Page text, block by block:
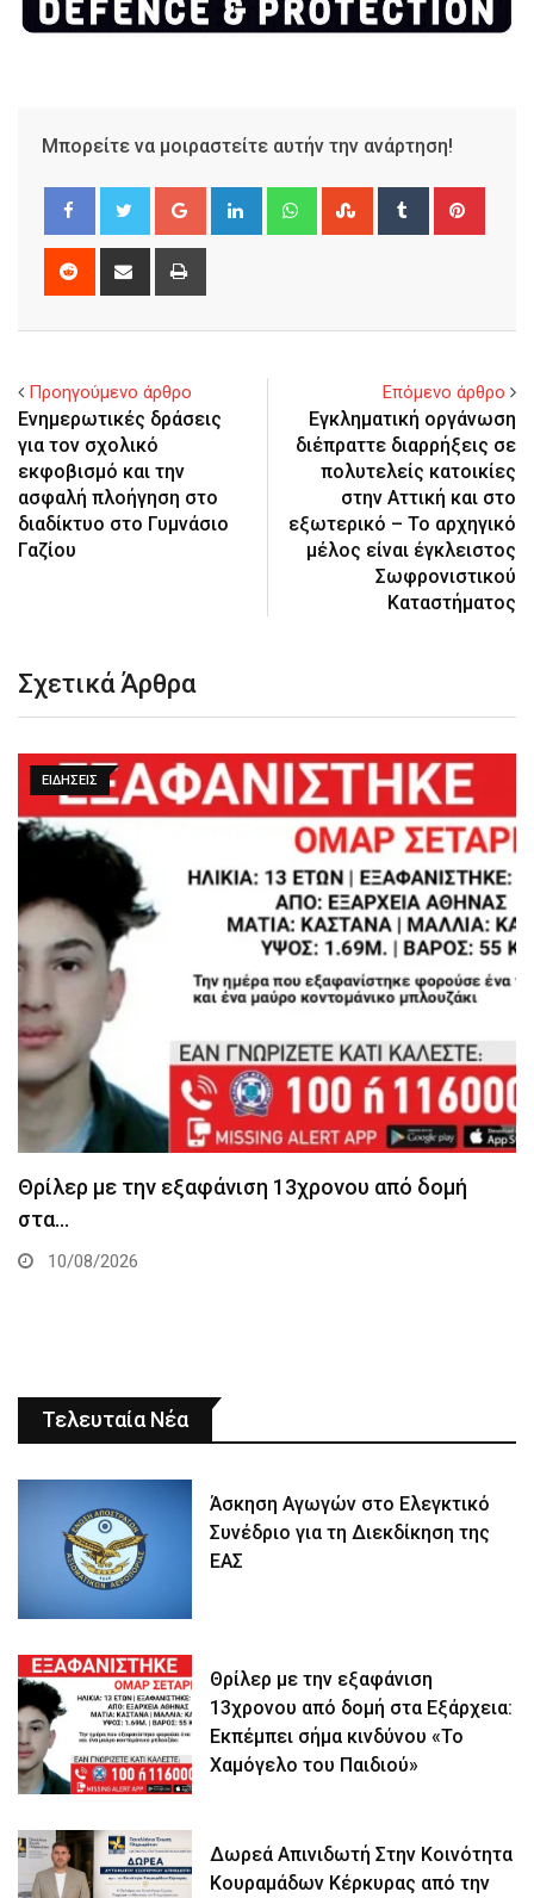
Μπορείτε να μοιραστείτε αυτήν την ανάρτηση!
Google+ LinkedIn WhatsappStumbleUpon
Tumblr
Reddit
Share
Προηγούμενο άρθρο
Eνημερωτικές δράσεις
για τον σχολικό
εκφοβισμό και την
ασφαλή πλοήγηση στο
διαδίκτυο στο Γυμνάσιο
Γαζίου
Επόμενο άρθρο
Εγκληματική οργάνωση
διέπραττε διαρρήξεις σε
πολυτελείς κατοικίες
στην Αττική και στο
εξωτερικό – Το αρχηγικό
μέλος είναι έγκλειστος
Σωφρονιστικού
Καταστήματος
Σχετικά Άρθρα
ΕΙΔΉΣΕΙΣ
Θρίλερ με την εξαφάνιση 13χρονου από δομή
στα…
10/08/2026
Τελευταία Νέα
Άσκηση Αγωγών στο Ελεγκτικό
Συνέδριο για τη Διεκδίκηση της
ΕΑΣ
Θρίλερ με την εξαφάνιση
13χρονου από δομή στα Εξάρχεια:
Εκπέμπει σήμα κινδύνου «Το
Χαμόγελο του Παιδιού»
Δωρεά Απινιδωτή Στην Κοινότητα
Κουραμάδων Κέρκυρας από την